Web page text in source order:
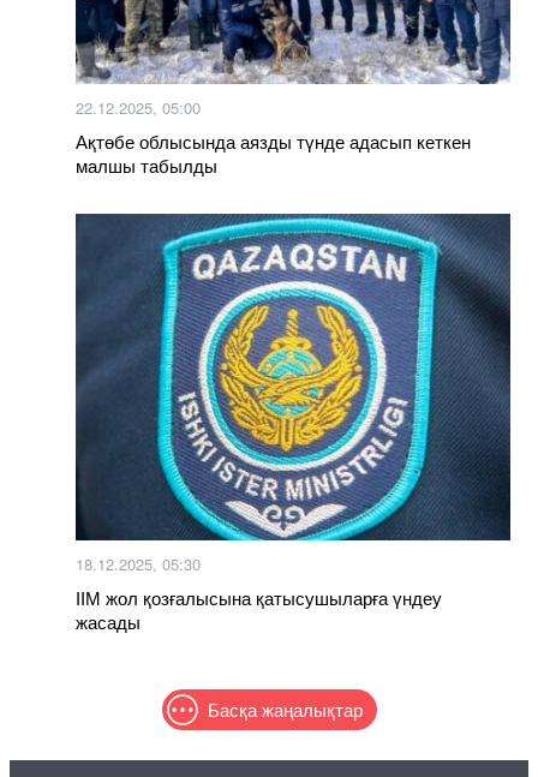
22.12.2025, 05:00
Ақтөбе облысында аязды түнде адасып кеткен
малшы табылды
18.12.2025, 05:30
ІІМ жол қозғалысына қатысушыларға үндеу
жасады
Басқа жаңалықтар